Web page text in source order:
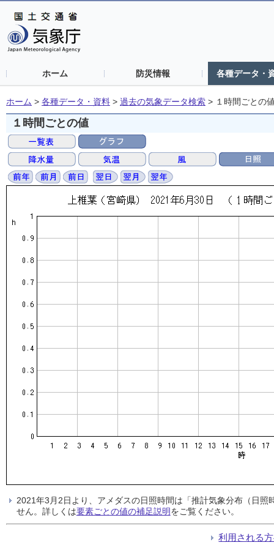
ホーム 防災情報 各種データ・
ホーム > 各種データ・資料 > 過去の気象データ検索 > １時間ごとの
１時間ごとの値
2021年3月2日より、アメダスの日照時間は「推計気象分布（日
せん。詳しくは要素ごとの値の補足説明をご覧ください。
利用される